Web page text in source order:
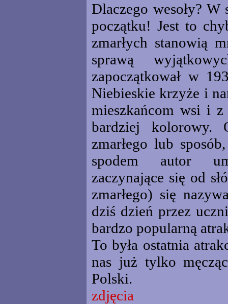
Dlaczego wesoły?
początku! Jest to
zmarłych stanowią
sprawą
zapoczątkował w
Niebieskie krzyże i
mieszkańcom wsi i z
bardziej kolorowy.
zmarłego lub
spodem autor
zaczynające się od
zmarłego) się
dziś dzień przez
bardzo popularną
To była ostatnia
nas już tylko
Polski.
zdjęcia